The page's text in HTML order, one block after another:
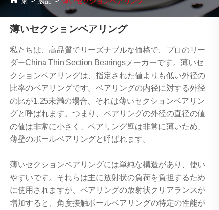
薄いセクションベアリング
私たちは、高品質でリーズナブルな価格で、プロのリー
ダーChina Thin Section Bearingsメーカーです。薄いセ
クションベアリングは、指定された値よりも低い外径の
比率のベアリングです。ベアリングの内径に対する外径
の比が1.25未満の場合、それは薄いセクションベアリン
グと呼ばれます。つまり、ベアリングの外径の直径の値
の値は非常に小さく、ベアリング壁は非常に薄いため、
薄壁のボールベアリングと呼ばれます。
薄いセクションベアリングには単純な構造があり、使い
やすいです。それらは主に放射状の負荷を負担するため
に使用されますが、ベアリングの放射状クリアランスが
増加すると、角度接触ボールベアリングの特定の性能が